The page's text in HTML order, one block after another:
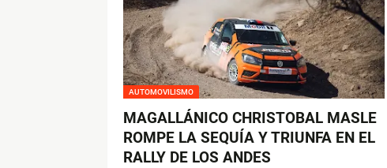
AUTOMOVILISMO
MAGALLÁNICO CHRISTOBAL MASLE
ROMPE LA SEQUÍA Y TRIUNFA EN EL
RALLY DE LOS ANDES